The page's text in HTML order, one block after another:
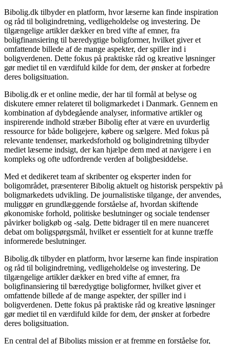
Bibolig.dk tilbyder en platform, hvor læserne kan finde inspiration
og råd til boligindretning, vedligeholdelse og investering. De
tilgængelige artikler dækker en bred vifte af emner, fra
boligfinansiering til bæredygtige boligformer, hvilket giver et
omfattende billede af de mange aspekter, der spiller ind i
boligverdenen. Dette fokus på praktiske råd og kreative løsninger
gør mediet til en værdifuld kilde for dem, der ønsker at forbedre
deres boligsituation.
Bibolig.dk er et online medie, der har til formål at belyse og
diskutere emner relateret til boligmarkedet i Danmark. Gennem en
kombination af dybdegående analyser, informative artikler og
inspirerende indhold stræber Bibolig efter at være en uvurderlig
ressource for både boligejere, købere og sælgere. Med fokus på
relevante tendenser, markedsforhold og boligindretning tilbyder
mediet læserne indsigt, der kan hjælpe dem med at navigere i en
kompleks og ofte udfordrende verden af boligbesiddelse.
Med et dedikeret team af skribenter og eksperter inden for
boligområdet, præsenterer Bibolig aktuelt og historisk perspektiv på
boligmarkedets udvikling. De journalistiske tilgange, der anvendes,
muliggør en grundlæggende forståelse af, hvordan skiftende
økonomiske forhold, politiske beslutninger og sociale tendenser
påvirker boligkøb og -salg. Dette bidrager til en mere nuanceret
debat om boligspørgsmål, hvilket er essentielt for at kunne træffe
informerede beslutninger.
Bibolig.dk tilbyder en platform, hvor læserne kan finde inspiration
og råd til boligindretning, vedligeholdelse og investering. De
tilgængelige artikler dækker en bred vifte af emner, fra
boligfinansiering til bæredygtige boligformer, hvilket giver et
omfattende billede af de mange aspekter, der spiller ind i
boligverdenen. Dette fokus på praktiske råd og kreative løsninger
gør mediet til en værdifuld kilde for dem, der ønsker at forbedre
deres boligsituation.
En central del af Biboligs mission er at fremme en forståelse for,